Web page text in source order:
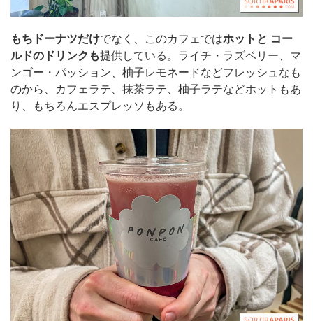
もちドーナツだけでなく、このカフェではホットと コー
ルドのドリンクも提供している。ライチ・ラズベリー、マ
ンゴー・パッション、柚子レモネードなどフレッシュなも
のから、カフェラテ、抹茶ラテ、柚子ラテなどホットもあ
り、もちろんエスプレッソもある。